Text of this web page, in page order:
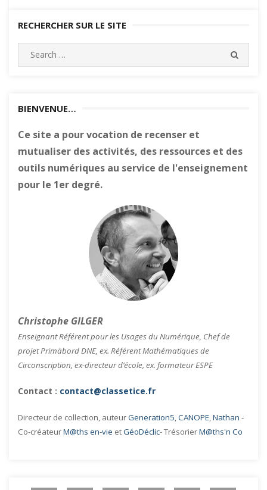
RECHERCHER SUR LE SITE
BIENVENUE…
Ce site a pour vocation de recenser et
mutualiser des activités, des ressources et des
outils numériques au service de l'enseignement
pour le 1er degré.
Christophe GILGER
Enseignant Référent pour les Usages du Numérique, Chef de
projet Primàbord DNE, ex. Référent Mathématiques de
Circonscription, ex-directeur d’école, ex. formateur ESPE
Contact : contact@classetice.fr
Directeur de collection, auteurGeneration5,CANOPE,Nathan -
Co-créateurM@ths en-vie etGéoDéclic- TrésorierM@ths'n Co